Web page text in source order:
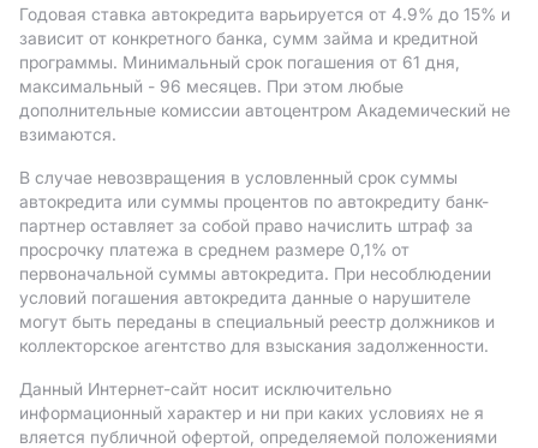
Годовая ставка автокредита варьируется от 4.9% до 15% и
зависит от конкретного банка, сумм займа и кредитной
программы. Минимальный срок погашения от 61 дня,
максимальный - 96 месяцев. При этом любые
дополнительные комиссии автоцентром Академический не
взимаются.
В случае невозвращения в условленный срок суммы
автокредита или суммы процентов по автокредиту банк-
партнер оставляет за собой право начислить штраф за
просрочку платежа в среднем размере 0,1% от
первоначальной суммы автокредита. При несоблюдении
условий погашения автокредита данные о нарушителе
могут быть переданы в специальный реестр должников и
коллекторское агентство для взыскания задолженности.
Данный Интернет-сайт носит исключительно
информационный характер и ни при каких условиях не я
вляется публичной офертой, определяемой положениями